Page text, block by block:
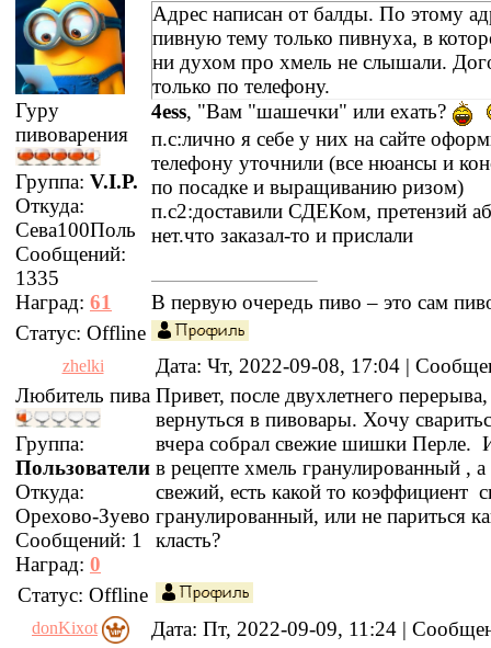
Гуру
пивоварения
Группа: V.I.P.
Откуда:
Сева100Поль
Сообщений:
1335
Наград: 61
Адрес написан от балды. По этому
пивную тему только пивнуха, в
ни духом про хмель не слышали.
только по телефону.
4ess, "Вам "шашечки" или ехать?
п.с:лично я себе у них на сайте
телефону уточнили (все нюансы и
по посадке и выращиванию ризом)
п.с2:доставили СДЕКом, претензий
нет.что заказал-то и прислали
В первую очередь пиво – это сам
Статус: Offline
zhelki
Дата: Чт, 2022-09-08, 17:04 |
Любитель пива
Группа:
Пользователи
Откуда:
Орехово-Зуево
Сообщений: 1
Наград: 0
Привет, после двухлетнего
вернуться в пивовары. Хочу
вчера собрал свежие шишки Перле.
в рецепте хмель гранулированный ,
свежий, есть какой то коэффициент
гранулированный, или не париться
класть?
Статус: Offline
donKixot
Дата: Пт, 2022-09-09, 11:24 |